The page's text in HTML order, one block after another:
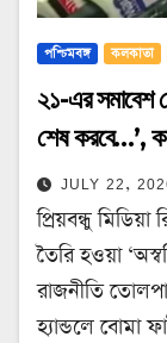
পশ্চিমবঙ্গ কলকাতা
২১-এর সমাবেশ
শেষ করবে…’,
JULY 22,
প্রিয়বন্ধু
তৈরি হওয়া
রাজনীতি
হ্যান্ডলে বোমা